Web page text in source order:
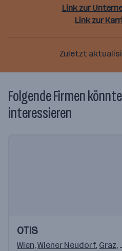
Link zur
Link zur
Zuletzt
Folgende Firmen
interessieren
Videos
Einblicke
Einblicke
OTIS
Wien,Wiener Neudorf, Graz,